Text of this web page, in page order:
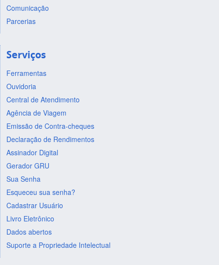
Comunicação
Parcerias
Serviços
Ferramentas
Ouvidoria
Central de Atendimento
Agência de Viagem
Emissão de Contra-cheques
Declaração de Rendimentos
Assinador Digital
Gerador GRU
Sua Senha
Esqueceu sua senha?
Cadastrar Usuário
Livro Eletrônico
Dados abertos
Suporte a Propriedade Intelectual